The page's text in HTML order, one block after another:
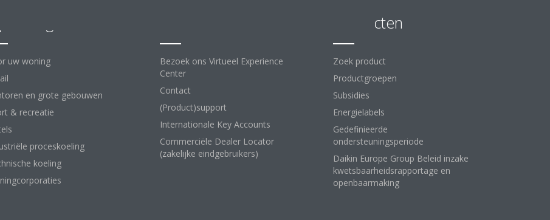
uw woning
en grote gebouwen
& recreatie
proceskoeling
koeling
Bezoek ons Virtueel Experience
Center
Contact
(Product)support
Internationale Key Accounts
Commerciële Dealer Locator
(zakelijke eindgebruikers)
Producten
Zoek product
Productgroepen
Subsidies
Energielabels
Gedefinieerde
ondersteuningsperiode
Daikin Europe Group Beleid inzake
kwetsbaarheidsrapportage en
openbaarmaking